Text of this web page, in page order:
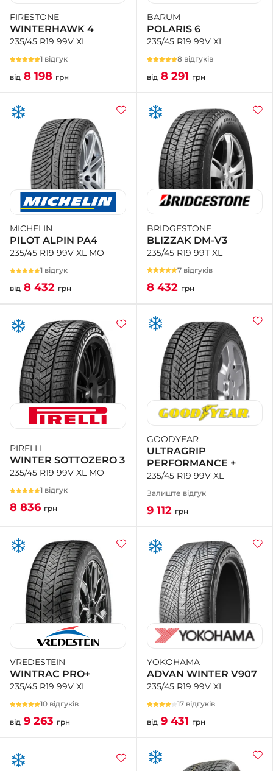
FIRESTONE
WINTERHAWK 4
235/45 R19 99V XL
1 відгук
від 8 198 грн
BARUM
POLARIS 6
235/45 R19 99V XL
8 відгуків
від 8 291 грн
MICHELIN
PILOT ALPIN PA4
235/45 R19 99V XL MO
1 відгук
від 8 432 грн
BRIDGESTONE
BLIZZAK DM-V3
235/45 R19 99T XL
7 відгуків
8 432 грн
PIRELLI
WINTER SOTTOZERO 3
235/45 R19 99V XL MO
1 відгук
8 836 грн
GOODYEAR
ULTRAGRIP
PERFORMANCE +
235/45 R19 99V XL
Залиште відгук
9 112 грн
VREDESTEIN
WINTRAC PRO+
235/45 R19 99V XL
10 відгуків
від 9 263 грн
YOKOHAMA
ADVAN WINTER V907
235/45 R19 99V XL
17 відгуків
від 9 431 грн